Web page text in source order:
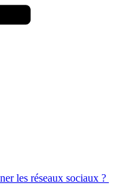
les réseaux sociaux ?